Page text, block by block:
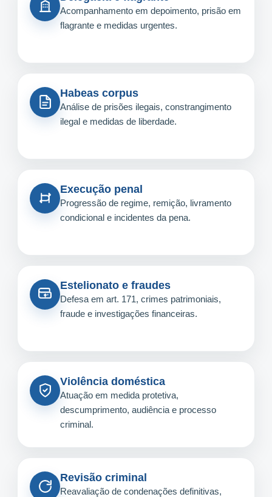
Acompanhamento em depoimento, prisão em
flagrante e medidas urgentes.
Habeas corpus
Análise de prisões ilegais, constrangimento
ilegal e medidas de liberdade.
Execução penal
Progressão de regime, remição, livramento
condicional e incidentes da pena.
Estelionato e fraudes
Defesa em art. 171, crimes patrimoniais,
fraude e investigações financeiras.
Violência doméstica
Atuação em medida protetiva,
descumprimento, audiência e processo
criminal.
Revisão criminal
Reavaliação de condenações definitivas,